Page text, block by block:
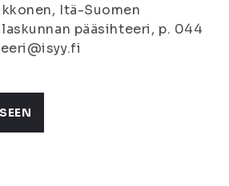
Itä-Suomen
pääsihteeri, p. 044